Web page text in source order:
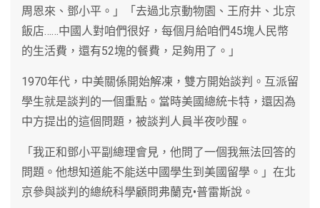
周恩來、鄧小平。」「去過北京動物園、王府井、北京
飯店……中國人對咱們很好，每個月給咱們45塊人民幣
的生活費，還有52塊的餐費，足夠用了。」
1970年代，中美關係開始解凍，雙方開始談判。互派留
學生就是談判的一個重點。當時美國總統卡特，還因為
中方提出的這個問題，被談判人員半夜吵醒。
「我正和鄧小平副總理會見，他問了一個我無法回答的
問題。他想知道能不能送中國學生到美國留學。」在北
京參與談判的總統科學顧問弗蘭克•普雷斯說。